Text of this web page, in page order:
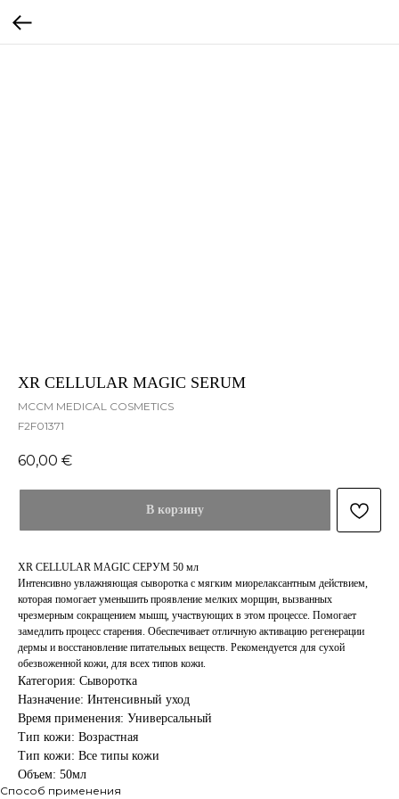
XR CELLULAR MAGIC SERUM
MCCM MEDICAL COSMETICS
F2F01371
60,00 €
В корзину
XR CELLULAR MAGIC СЕРУМ 50 мл
Интенсивно увлажняющая сыворотка с мягким миорелаксантным действием,
которая помогает уменьшить проявление мелких морщин, вызванных
чрезмерным сокращением мышц, участвующих в этом процессе. Помогает
замедлить процесс старения. Обеспечивает отличную активацию регенерации
дермы и восстановление питательных веществ. Рекомендуется для сухой
обезвоженной кожи, для всех типов кожи.
Категория: Сыворотка
Назначение: Интенсивный уход
Время применения: Универсальный
Тип кожи: Возрастная
Тип кожи: Все типы кожи
Объем: 50мл
Способ применения